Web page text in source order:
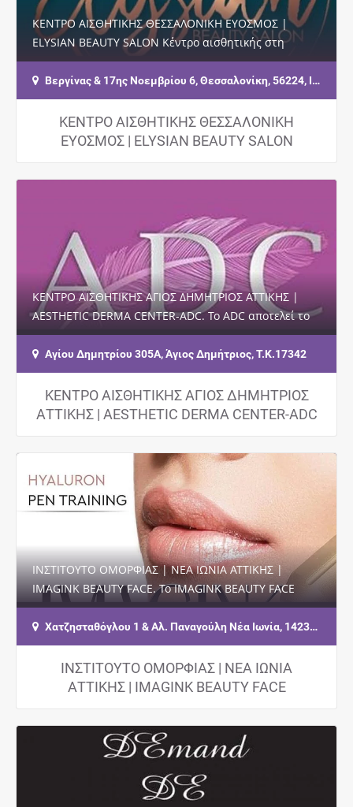
ΚΕΝΤΡΟ ΑΙΣΘΗΤΙΚΗΣ ΘΕΣΣΑΛΟΝΙΚΗ ΕΥΟΣΜΟΣ |
ELYSIAN BEAUTY SALON Κέντρο αισθητικής στη
Θεσσαλονίκη με ειδίκευση στο Νυφικό Μακιγιάζ,
τον…Βεργίνας & 17ης Νοεμβρίου 6, Θεσσαλονίκη, 56224, Ισόγειο, Είσοδος Από Βεργίνας
ΚΕΝΤΡΟ ΑΙΣΘΗΤΙΚΗΣ ΘΕΣΣΑΛΟΝΙΚΗ
ΕΥΟΣΜΟΣ | ELYSIAN BEAUTY SALON
ΚΕΝΤΡΟ ΑΙΣΘΗΤΙΚΗΣ ΑΓΙΟΣ ΔΗΜΗΤΡΙΟΣ ΑΤΤΙΚΗΣ |
AESTHETIC DERMA CENTER-ADC. Το ADC αποτελεί το
πλέον σύγχρονο κέντρο για υπηρεσίες Αισθητικής…
Αγίου Δημητρίου 305Α, Άγιος Δημήτριος, Τ.Κ.17342
ΚΕΝΤΡΟ ΑΙΣΘΗΤΙΚΗΣ ΑΓΙΟΣ ΔΗΜΗΤΡΙΟΣ
ΑΤΤΙΚΗΣ | AESTHETIC DERMA CENTER-ADC
ΙΝΣΤΙΤΟΥΤΟ ΟΜΟΡΦΙΑΣ | ΝΕΑ ΙΩΝΙΑ ΑΤΤΙΚΗΣ |
IMAGINK BEAUTY FACE. Το IMAGINK BEAUTY FACE
είναι ένα μοντέρνο στούντιο ομορφιάς, ξεκίνησε τη…
Χατζησταθόγλου 1 & Αλ. Παναγούλη Νέα Ιωνία, 14231, 3ος Όροφος
ΙΝΣΤΙΤΟΥΤΟ ΟΜΟΡΦΙΑΣ | ΝΕΑ ΙΩΝΙΑ
ΑΤΤΙΚΗΣ | IMAGINK BEAUTY FACE